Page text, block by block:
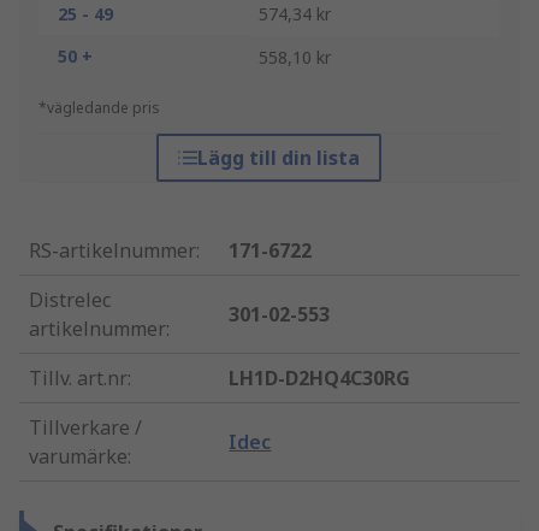
25 - 49
574,34 kr
50 +
558,10 kr
*vägledande pris
Lägg till din lista
RS-artikelnummer:
171-6722
Distrelec
artikelnummer:
301-02-553
Tillv. art.nr:
LH1D-D2HQ4C30RG
Tillverkare /
varumärke:
Idec